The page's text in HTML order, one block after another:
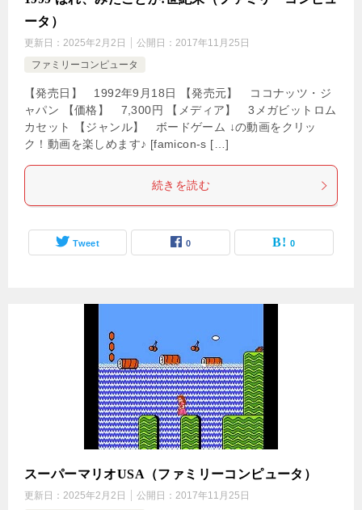
ータ）
更新日： 2025年2月2日 公開日： 2017年11月25日
ファミリーコンピュータ
【発売日】 1992年9月18日 【発売元】 ココナッツ・ジ
ャパン 【価格】 7,300円 【メディア】 3メガビットロム
カセット 【ジャンル】 ボードゲーム ↓の動画をクリッ
ク！動画を楽しめます♪ [famicon-s […]
続きを読む
Tweet 0 0
スーパーマリオUSA（ファミリーコンピュータ）
更新日： 2025年2月2日 公開日： 2017年11月25日